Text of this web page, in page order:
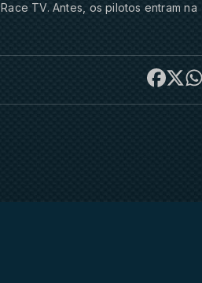
TV. Antes, os pilotos entram na